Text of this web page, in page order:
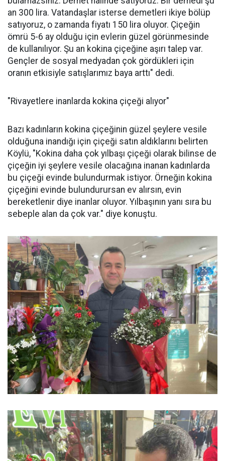
an 300 lira. Vatandaşlar isterse demetleri ikiye bölüp
satıyoruz, o zamanda fiyatı 150 lira oluyor. Çiçeğin
ömrü 5-6 ay olduğu için evlerin güzel görünmesinde
de kullanılıyor. Şu an kokina çiçeğine aşırı talep var.
Gençler de sosyal medyadan çok gördükleri için
oranın etkisiyle satışlarımız baya arttı" dedi.
"Rivayetlere inanlarda kokina çiçeği alıyor"
Bazı kadınların kokina çiçeğinin güzel şeylere vesile
olduğuna inandığı için çiçeği satın aldıklarını belirten
Köylü, "Kokina daha çok yılbaşı çiçeği olarak bilinse de
çiçeğin iyi şeylere vesile olacağına inanan kadınlarda
bu çiçeği evinde bulundurmak istiyor. Örneğin kokina
çiçeğini evinde bulundurursan ev alırsın, evin
bereketlenir diye inanlar oluyor. Yılbaşının yanı sıra bu
sebeple alan da çok var." diye konuştu.